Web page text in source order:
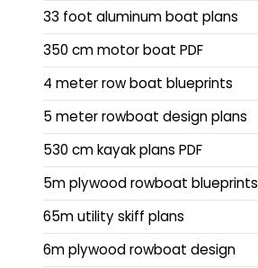
33 foot aluminum boat plans
350 cm motor boat PDF
4 meter row boat blueprints
5 meter rowboat design plans
530 cm kayak plans PDF
5m plywood rowboat blueprints
65m utility skiff plans
6m plywood rowboat design